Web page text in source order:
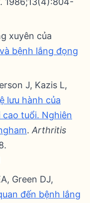
xuyên của
bệnh lắng đọng
J, Kazis L,
lưu hành của
tuổi. Nghiên
. Arthritis
Green DJ,
đến bệnh lắng